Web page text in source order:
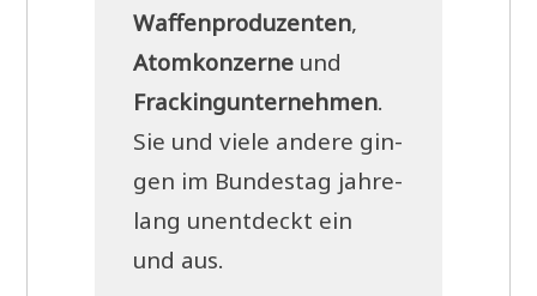
Waf­fen­pro­du­zen­ten,
Atom­kon­zer­ne und
Frack­ing­un­ter­neh­men.
Sie und vie­le ande­re gin­
gen im Bun­des­tag jah­re­
lang unent­deckt ein
und aus.